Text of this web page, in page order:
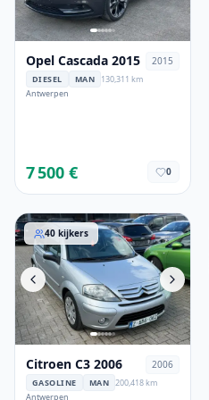
Opel Cascada 2015 2015
DIESEL MAN
130,311 km
Antwerpen
7 500 € 0
Citroen C3 2006
40 kijkers
Citroen C3 2006 2006
GASOLINE MAN 200,418 km
Antwerpen